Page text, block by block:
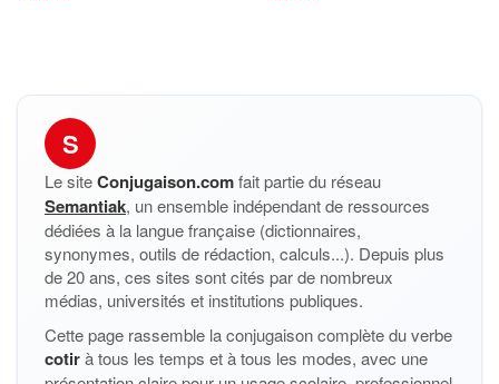
S
Le siteConjugaison.comfait partie du réseau
Semantiak, un ensemble indépendant de ressources
dédiées à la langue française (dictionnaires,
synonymes, outils de rédaction, calculs...). Depuis plus
de 20 ans, ces sites sont cités par de nombreux
médias, universités et institutions publiques.
Cette page rassemble la conjugaison complète du verbe
cotirà tous les temps et à tous les modes, avec une